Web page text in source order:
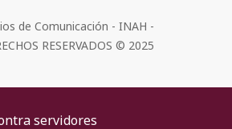
de Comunicación - INAH -
RESERVADOS © 2025
servidores